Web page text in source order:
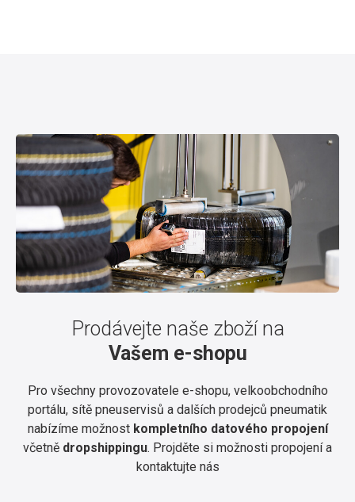
Prodávejte naše zboží na
Vašem e-shopu
Pro všechny provozovatele e-shopu, velkoobchodního
portálu, sítě pneuservisů a dalších prodejců pneumatik
nabízíme možnostkompletního datového propojení
včetně dropshippingu. Projděte si možnosti propojení a
kontaktujte nás